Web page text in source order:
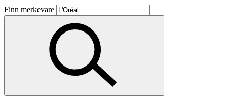
Butikker
Mat og drikke
Aktiviteter
Finn merkevare